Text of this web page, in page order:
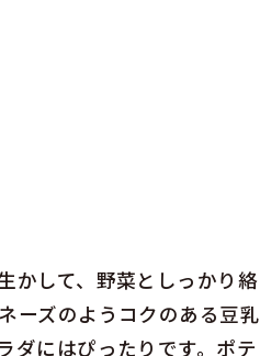
かして、野菜としっかり絡
ーズのようコクのある豆乳
ダにはぴったりです。ポテ